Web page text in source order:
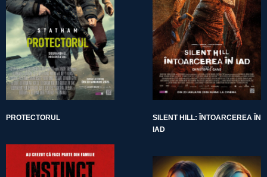
PROTECTORUL
SILENT HILL: ÎNTOARCEREA ÎN
IAD